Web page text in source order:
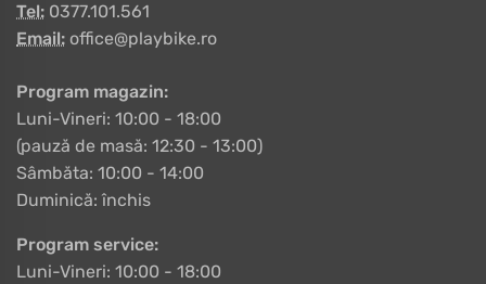
Tel: 0377.101.561
Email: office@playbike.ro
Program magazin:
Luni-Vineri: 10:00 - 18:00
(pauză de masă: 12:30 - 13:00)
Sâmbăta: 10:00 - 14:00
Duminică: închis
Program service:
Luni-Vineri: 10:00 - 18:00